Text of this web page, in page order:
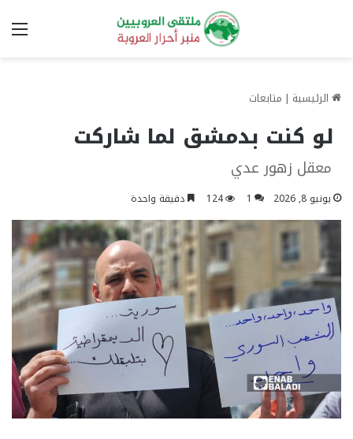
الرئيسية | متابعات
لو كنت بدمشق لما شاركت
معقل زهور عدي
يونيو 8, 2026 1
124 دقيقة واحدة